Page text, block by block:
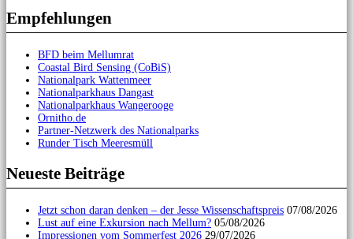
Empfehlungen
BFD beim Mellumrat
Coastal Bird Sensing (CoBiS)
Nationalpark Wattenmeer
Nationalparkhaus Dangast
Nationalparkhaus Wangerooge
Ornitho.de
Partner-Netzwerk des Nationalparks
Runder Tisch Meeresmüll
Neueste Beiträge
Jetzt schon daran denken – der Jesse Wissenschaftspreis 07/08/2026
Lust auf eine Exkursion nach Mellum? 05/08/2026
Impressionen vom Sommerfest 2026 29/07/2026